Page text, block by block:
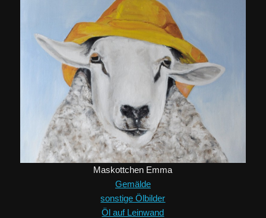
Maskottchen Emma
Gemälde
sonstige Ölbilder
Öl auf Leinwand